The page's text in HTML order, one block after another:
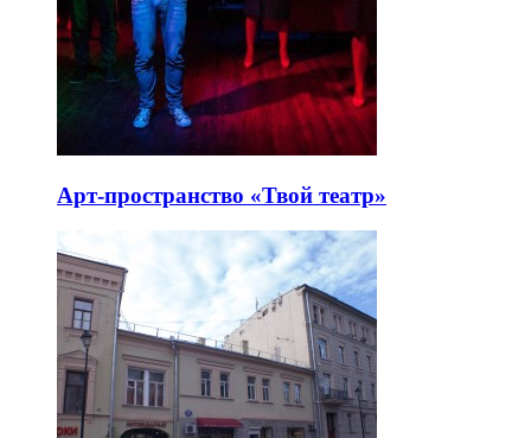
Арт-пространство «Твой театр»